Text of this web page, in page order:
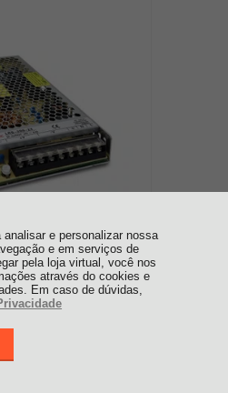
e personalizar nossa
e em serviços de
pela loja virtual, você nos
através do cookies e
Em caso de dúvidas,
ENTRADA
24VCC DE 200W
- LRS-200-